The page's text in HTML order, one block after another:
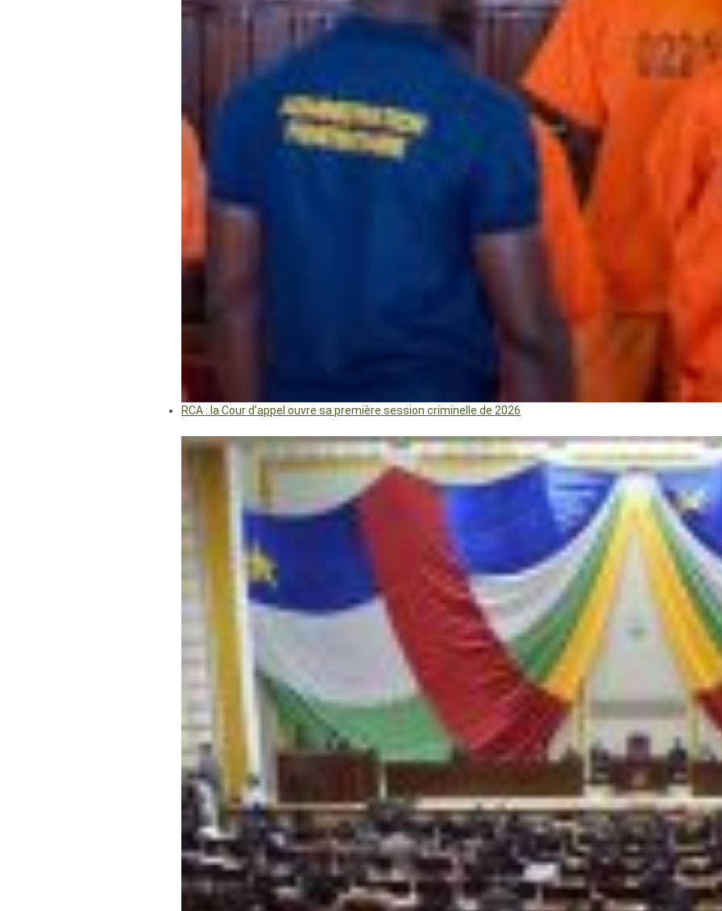
RCA : la Cour d’appel ouvre sa première session criminelle de 2026